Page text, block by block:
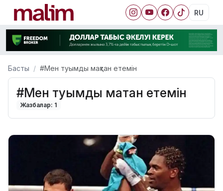
RU
Басты #Мен туымды мақтан етемін
#Мен туымды мақтан етемін
Жазбалар: 1